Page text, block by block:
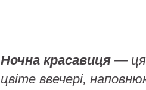
Ночна красавиця — ця
цвіте ввечері,